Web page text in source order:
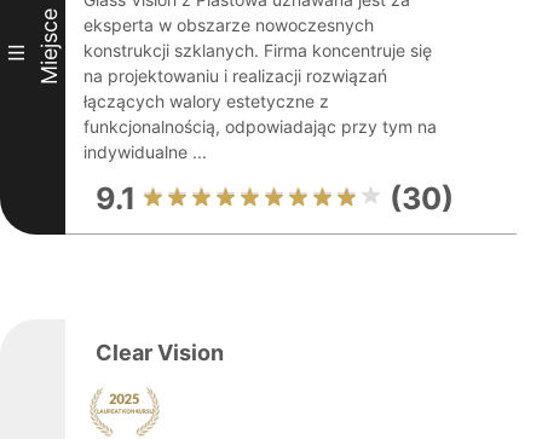
III Miejsce
eksperta w obszarze nowoczesnych
konstrukcji szklanych. Firma koncentruje się
na projektowaniu i realizacji rozwiązań
łączących walory estetyczne z
funkcjonalnością, odpowiadając przy tym na
indywidualne ...
9.1 (30)
Clear Vision